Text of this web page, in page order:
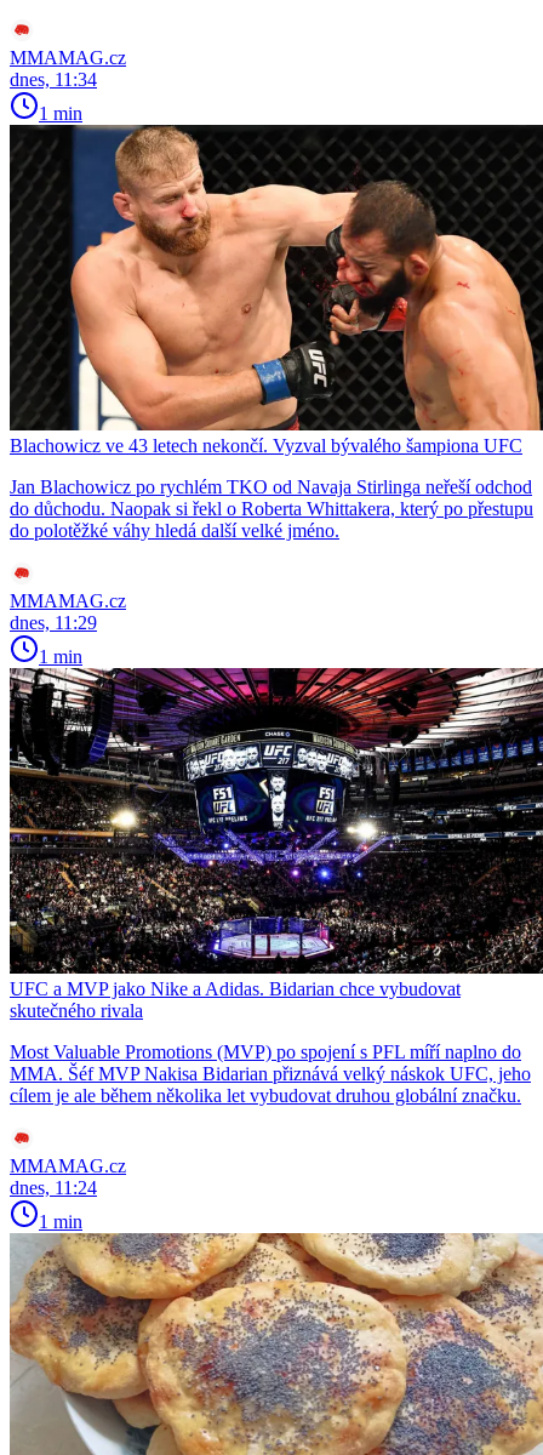
MMAMAG.cz
dnes, 11:34
1 min
Blachowicz ve 43 letech nekončí. Vyzval bývalého šampiona UFC
Jan Blachowicz po rychlém TKO od Navaja Stirlinga neřeší odchod
do důchodu. Naopak si řekl o Roberta Whittakera, který po přestupu
do polotěžké váhy hledá další velké jméno.
MMAMAG.cz
dnes, 11:29
1 min
UFC a MVP jako Nike a Adidas. Bidarian chce vybudovat
skutečného rivala
Most Valuable Promotions (MVP) po spojení s PFL míří naplno do
MMA. Šéf MVP Nakisa Bidarian přiznává velký náskok UFC, jeho
cílem je ale během několika let vybudovat druhou globální značku.
MMAMAG.cz
dnes, 11:24
1 min